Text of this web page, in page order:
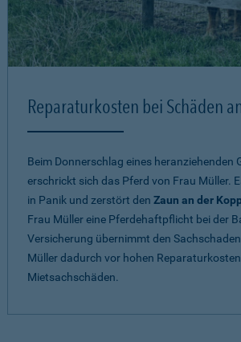
Reparaturkosten bei Schäden
Beim Donnerschlag eines heranziehenden
erschrickt sich das Pferd von Frau Müller.
in Panik und zerstört den Zaun an der
Frau Müller eine Pferdehaftpflicht bei der
Versicherung übernimmt den
Müller dadurch vor hohen
Mietsachschäden.